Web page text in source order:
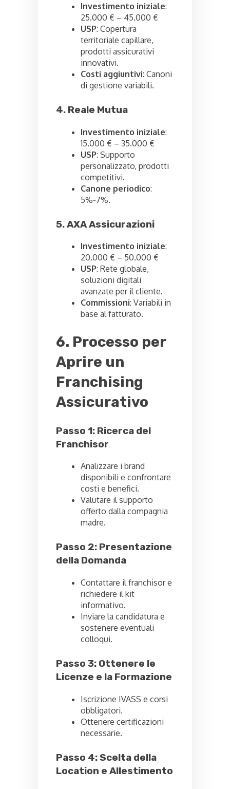
Investimento iniziale:
25.000 € – 45.000 €
USP: Copertura
territoriale capillare,
prodotti assicurativi
innovativi.
Costi aggiuntivi: Canoni
di gestione variabili.
4. Reale Mutua
Investimento iniziale:
15.000 € – 35.000 €
USP: Supporto
personalizzato, prodotti
competitivi.
Canone periodico:
5%-7%.
5. AXA Assicurazioni
Investimento iniziale:
20.000 € – 50.000 €
USP: Rete globale,
soluzioni digitali
avanzate per il cliente.
Commissioni: Variabili in
base al fatturato.
6. Processo per
Aprire un
Franchising
Assicurativo
Passo 1: Ricerca del
Franchisor
Analizzare i brand
disponibili e confrontare
costi e benefici.
Valutare il supporto
offerto dalla compagnia
madre.
Passo 2: Presentazione
della Domanda
Contattare il franchisor e
richiedere il kit
informativo.
Inviare la candidatura e
sostenere eventuali
colloqui.
Passo 3: Ottenere le
Licenze e la Formazione
Iscrizione IVASS e corsi
obbligatori.
Ottenere certificazioni
necessarie.
Passo 4: Scelta della
Location e Allestimento